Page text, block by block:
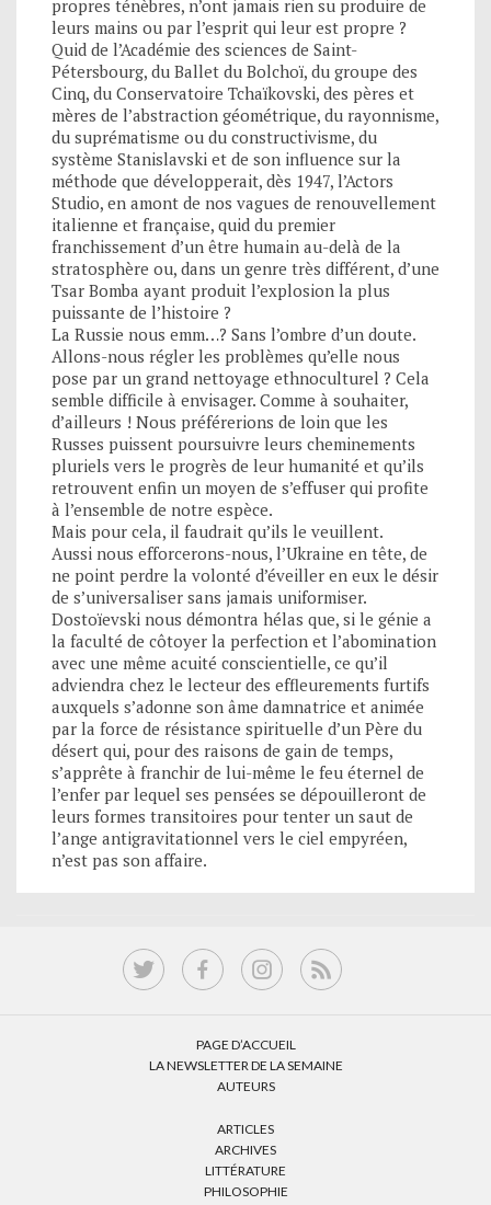
propres ténèbres, n’ont jamais rien su produire de
leurs mains ou par l’esprit qui leur est propre ?
Quid de l’Académie des sciences de Saint-
Pétersbourg, du Ballet du Bolchoï, du groupe des
Cinq, du Conservatoire Tchaïkovski, des pères et
mères de l’abstraction géométrique, du rayonnisme,
du suprématisme ou du constructivisme, du
système Stanislavski et de son influence sur la
méthode que développerait, dès 1947, l’Actors
Studio, en amont de nos vagues de renouvellement
italienne et française, quid du premier
franchissement d’un être humain au-delà de la
stratosphère ou, dans un genre très différent, d’une
Tsar Bomba ayant produit l’explosion la plus
puissante de l’histoire ?
La Russie nous emm…? Sans l’ombre d’un doute.
Allons-nous régler les problèmes qu’elle nous
pose par un grand nettoyage ethnoculturel ? Cela
semble difficile à envisager. Comme à souhaiter,
d’ailleurs ! Nous préférerions de loin que les
Russes puissent poursuivre leurs cheminements
pluriels vers le progrès de leur humanité et qu’ils
retrouvent enfin un moyen de s’effuser qui profite
à l’ensemble de notre espèce.
Mais pour cela, il faudrait qu’ils le veuillent.
Aussi nous efforcerons-nous, l’Ukraine en tête, de
ne point perdre la volonté d’éveiller en eux le désir
de s’universaliser sans jamais uniformiser.
Dostoïevski nous démontra hélas que, si le génie a
la faculté de côtoyer la perfection et l’abomination
avec une même acuité conscientielle, ce qu’il
adviendra chez le lecteur des effleurements furtifs
auxquels s’adonne son âme damnatrice et animée
par la force de résistance spirituelle d’un Père du
désert qui, pour des raisons de gain de temps,
s’apprête à franchir de lui-même le feu éternel de
l’enfer par lequel ses pensées se dépouilleront de
leurs formes transitoires pour tenter un saut de
l’ange antigravitationnel vers le ciel empyréen,
n’est pas son affaire.
PAGE D’ACCUEIL
LA NEWSLETTER DE LA SEMAINE
AUTEURS
ARTICLES
ARCHIVES
LITTÉRATURE
PHILOSOPHIE